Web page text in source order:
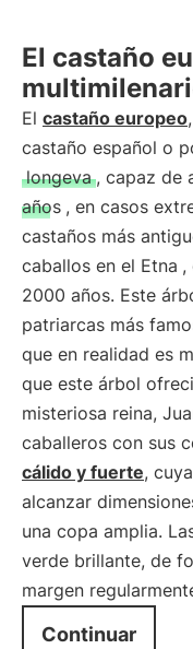
El castaño
El castaño europeo
castaño español o
longeva , capaz de
años , en casos
castaños más
caballos en el Etna ,
2000 años. Este
patriarcas más
que en realidad es
que este árbol
misteriosa reina,
caballeros con sus
cálido y fuerte,
alcanzar
una copa amplia.
verde brillante, de
margen
Continuar